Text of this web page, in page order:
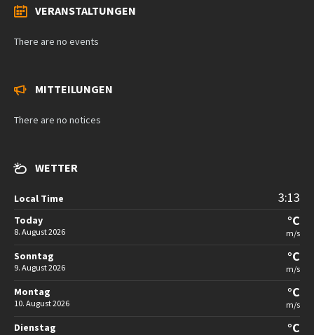
VERANSTALTUNGEN
There are no events
MITTEILUNGEN
There are no notices
WETTER
Local Time 3:13
Today
8. August 2026
°C
m/s
Sonntag
9. August 2026
°C
m/s
Montag
10. August 2026
°C
m/s
Dienstag °C